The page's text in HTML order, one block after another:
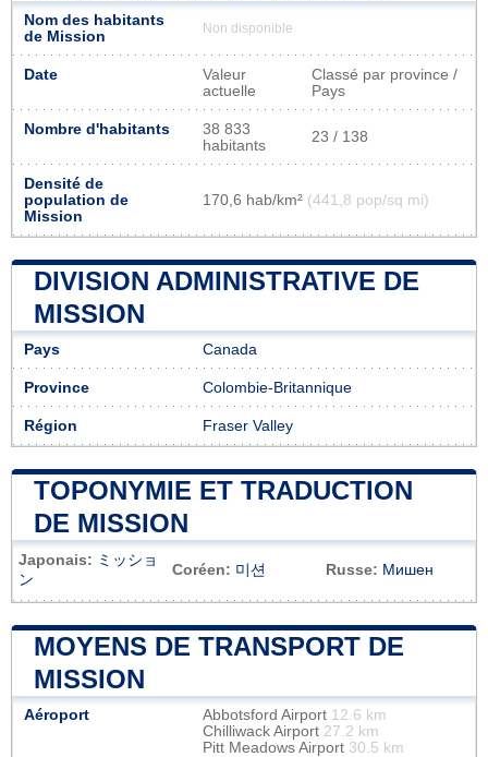
Nom des habitants
de Mission
Non disponible
Date
Valeur
actuelle
Classé par province /
Pays
Nombre d'habitants
38 833
habitants
23 / 138
Densité de
population de
Mission
170,6 hab/km² (441,8 pop/sq mi)
DIVISION ADMINISTRATIVE DE
MISSION
Pays Canada
Province Colombie-Britannique
Région Fraser Valley
TOPONYMIE ET TRADUCTION
DE MISSION
Japonais: ミッショ
ン
Coréen: 미션 Russe: Мишен
MOYENS DE TRANSPORT DE
MISSION
Aéroport Abbotsford Airport 12.6 km
Chilliwack Airport 27.2 km
Pitt Meadows Airport 30.5 km